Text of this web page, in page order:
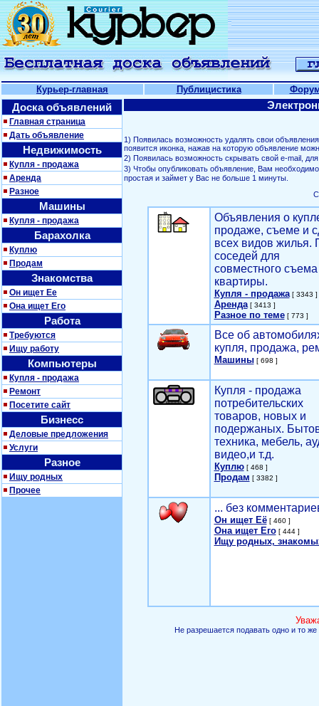
Курьер-главная Публицистика
Доска объявлений
Главная страница
Дать объявление
Недвижимость
Купля - продажа
Аренда
Разное
Машины
Купля - продажа
Барахолка
Куплю
Продам
Знакомства
Он ищет Ее
Она ищет Его
Работа
Требуются
Ищу работу
Компьютеры
Купля - продажа
Ремонт
Посетите сайт
Бизнесс
Деловые предложения
Услуги
Разное
Ищу родных
Прочее
1) Появилась возможность удалять свои
появится иконка, нажав на которую объявление
2) Появилась возможность скрывать свой е-mail,
3) Чтобы опубликовать объявление, Вам
простая и займет у Вас не больше 1 минуты.
Объявления о
продаже, съеме и
всех видов жилья.
соседей для
совместного съема
квартиры.
Купля - продажа[ 3343 ]
Аренда[ 3413 ]
Разное по теме[ 773 ]
Все об
купля, продажа,
Машины[ 698 ]
Купля - продажа
потребительских
товаров, новых и
подержаных.
техника, мебель,
видео,и т.д.
Куплю[ 468 ]
Продам [ 3382 ]
... без
Он ищет Её[ 460 ]
Она ищет Его[ 444 ]
Ищу родных,
Не разрешается подавать одно и то